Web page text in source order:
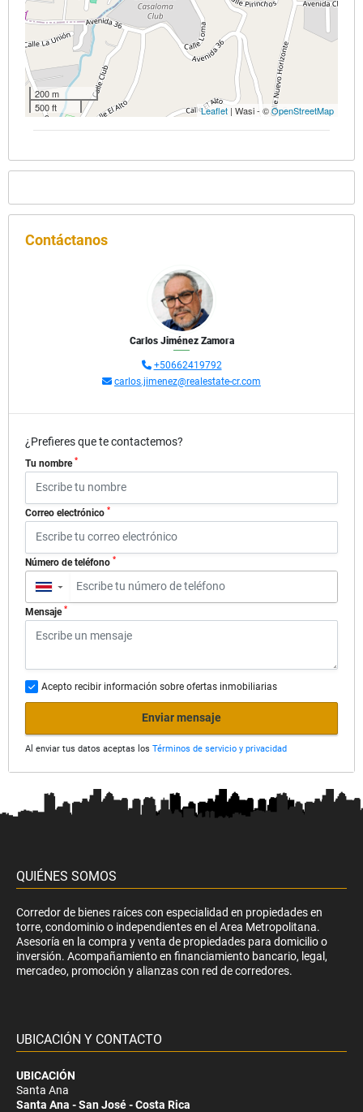
200 m
500 ft
Leaflet | Wasi - ©OpenStreetMap
Contáctanos
Carlos Jiménez Zamora
+50662419792
carlos.jimenez@realestate-cr.com
¿Prefieres que te contactemos?
Tu nombre *
Correo electrónico *
Número de teléfono *
▼
Mensaje *
Acepto recibir información sobre ofertas inmobiliarias
Enviar mensaje
Al enviar tus datos aceptas los Términos de servicio y privacidad
QUIÉNES SOMOS
Corredor de bienes raíces con especialidad en propiedades en
torre, condominio o independientes en el Area Metropolitana.
Asesoría en la compra y venta de propiedades para domicilio o
inversión. Acompañamiento en financiamiento bancario, legal,
mercadeo, promoción y alianzas con red de corredores.
UBICACIÓN Y CONTACTO
UBICACIÓN
Santa Ana
Santa Ana - San José - Costa Rica